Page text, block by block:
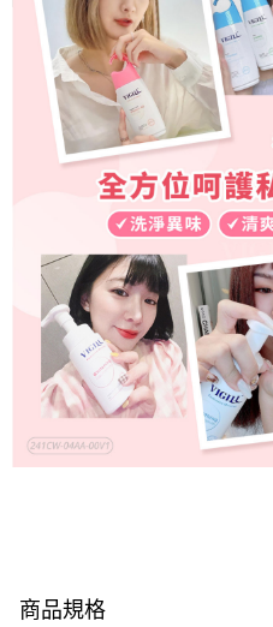
商品規格